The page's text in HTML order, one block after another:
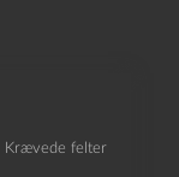
Krævede felter